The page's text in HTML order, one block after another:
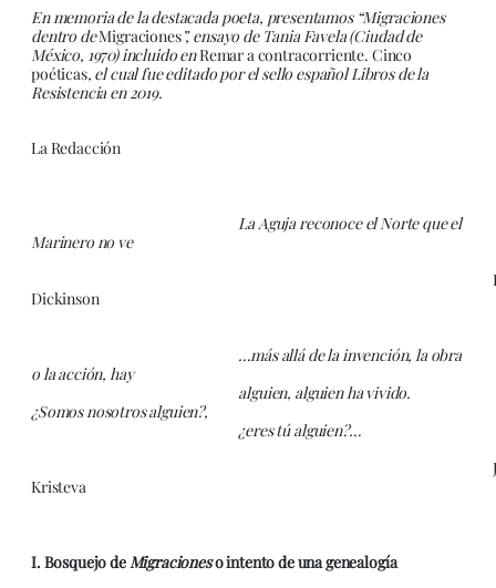
En memoria de la destacada poeta, presentamos “Migraciones
dentro deMigraciones”, ensayo de Tania Favela (Ciudad de
México, 1970) incluido enRemar a contracorriente. Cinco
poéticas, el cual fue editado por el sello español Libros de la
Resistencia en 2019.
La Redacción
La Aguja reconoce el Norte que el
Marinero no ve
Dickinson
…más allá de la invención, la obra
o la acción, hay
alguien, alguien ha vivido.
¿Somos nosotros alguien?,
¿eres tú alguien?…
Kristeva
I. Bosquejo deMigracioneso intento de una genealogía